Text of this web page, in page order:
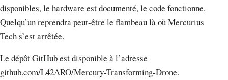
disponibles, le hardware est documenté, le code fonctionne.
Quelqu’un reprendra peut-être le flambeau là où Mercurius
Tech s’est arrêtée.
Le dépôt GitHub est disponible à l’adresse
github.com/L42ARO/Mercury-Transforming-Drone.